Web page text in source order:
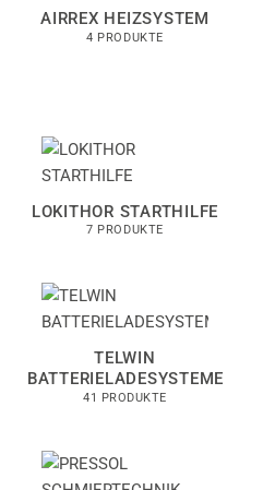
AIRREX HEIZSYSTEM
4 PRODUKTE
LOKITHOR STARTHILFE
7 PRODUKTE
TELWIN
BATTERIELADESYSTEME
41 PRODUKTE